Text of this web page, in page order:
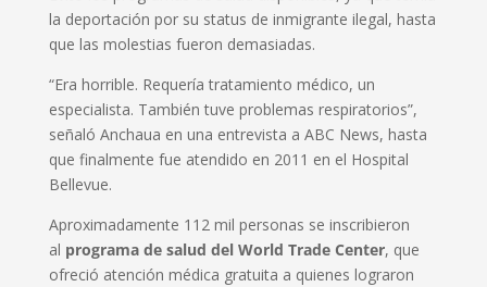
la deportación por su status de inmigrante ilegal, hasta
que las molestias fueron demasiadas.
“Era horrible. Requería tratamiento médico, un
especialista. También tuve problemas respiratorios”,
señaló Anchaua en una entrevista a ABC News, hasta
que finalmente fue atendido en 2011 en el Hospital
Bellevue.
Aproximadamente 112 mil personas se inscribieron
al programa de salud del World Trade Center, que
ofreció atención médica gratuita a quienes lograron